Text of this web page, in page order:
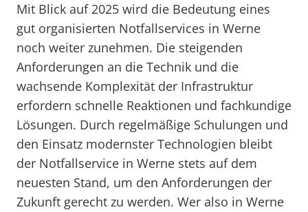
Mit Blick auf 2025 wird die Bedeutung eines
gut organisierten Notfallservices in Werne
noch weiter zunehmen. Die steigenden
Anforderungen an die Technik und die
wachsende Komplexität der Infrastruktur
erfordern schnelle Reaktionen und fachkundige
Lösungen. Durch regelmäßige Schulungen und
den Einsatz modernster Technologien bleibt
der Notfallservice in Werne stets auf dem
neuesten Stand, um den Anforderungen der
Zukunft gerecht zu werden. Wer also in Werne